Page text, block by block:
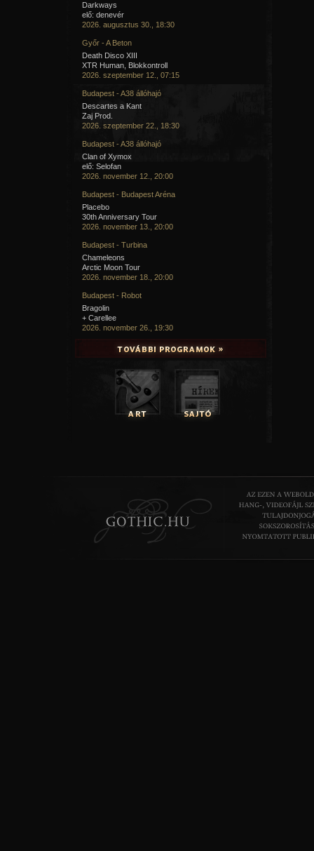
Darkways
elő: denevér
2026. augusztus 30., 18:30
Győr - A Beton
Death Disco XIII
XTR Human, Blokkontroll
2026. szeptember 12., 07:15
Budapest - A38 állóhajó
Descartes a Kant
Zaj Prod.
2026. szeptember 22., 18:30
Budapest - A38 állóhajó
Clan of Xymox
elő: Selofan
2026. november 12., 20:00
Budapest - Budapest Aréna
Placebo
30th Anniversary Tour
2026. november 13., 20:00
Budapest - Turbina
Chameleons
Arctic Moon Tour
2026. november 18., 20:00
Budapest - Robot
Bragolin
+ Carellee
2026. november 26., 19:30